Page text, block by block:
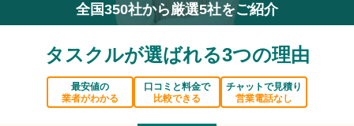
全国350社から厳選5社をご紹介
タスクルが選ばれる3つの理由
最安値の
業者がわかる
口コミと料金で
比較できる
チャットで見積り
営業電話なし